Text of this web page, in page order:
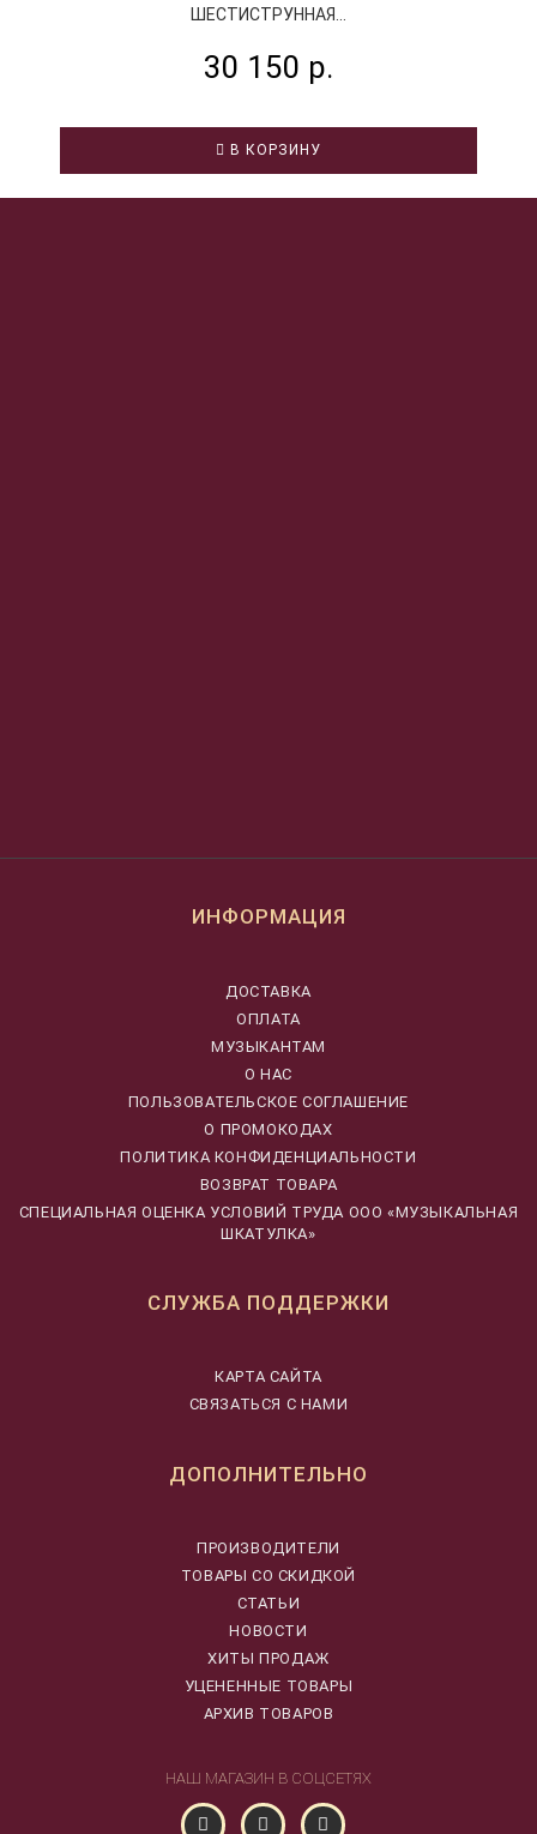
ШЕСТИСТРУННАЯ...
30 150 р.
В КОРЗИНУ
ИНФОРМАЦИЯ
ДОСТАВКА
ОПЛАТА
МУЗЫКАНТАМ
О НАС
ПОЛЬЗОВАТЕЛЬСКОЕ СОГЛАШЕНИЕ
О ПРОМОКОДАХ
ПОЛИТИКА КОНФИДЕНЦИАЛЬНОСТИ
ВОЗВРАТ ТОВАРА
CПЕЦИАЛЬНАЯ ОЦЕНКА УСЛОВИЙ ТРУДА ООО «МУЗЫКАЛЬНАЯ
ШКАТУЛКА»
СЛУЖБА ПОДДЕРЖКИ
КАРТА САЙТА
СВЯЗАТЬСЯ С НАМИ
ДОПОЛНИТЕЛЬНО
ПРОИЗВОДИТЕЛИ
ТОВАРЫ СО СКИДКОЙ
СТАТЬИ
НОВОСТИ
ХИТЫ ПРОДАЖ
УЦЕНЕННЫЕ ТОВАРЫ
АРХИВ ТОВАРОВ
НАШ МАГАЗИН В СОЦСЕТЯХ